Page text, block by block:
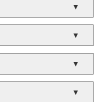
▼
▼
▼
▼